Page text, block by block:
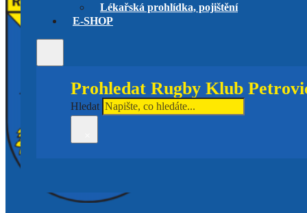
Lékařská prohlídka, pojištění
E-SHOP
Prohledat Rugby Klub
Hledat